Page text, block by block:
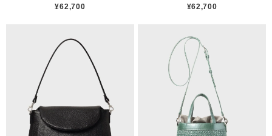
¥62,700 ¥62,700